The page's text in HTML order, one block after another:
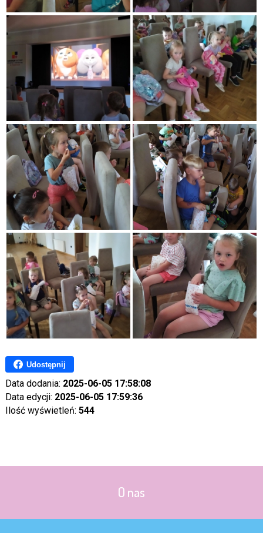
Udostępnij
Data dodania: 2025-06-05 17:58:08
Data edycji: 2025-06-05 17:59:36
Ilość wyświetleń: 544
O nas